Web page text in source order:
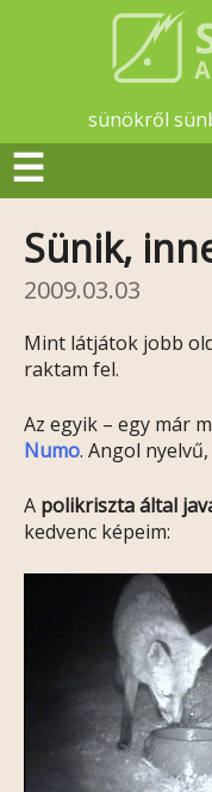
sünökről
☰
Sünik,
2009.03.03
Mint látjátok jobb
raktam fel.
Az egyik – egy már
Numo. Angol
A polikriszta által
kedvenc képeim: